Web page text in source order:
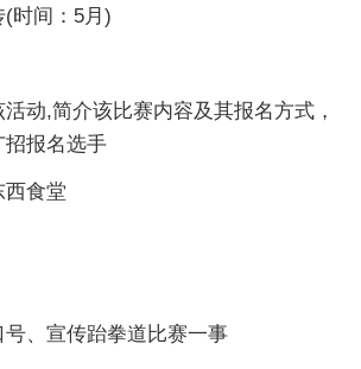
间：5月)
,简介该比赛内容及其报名方式，
招报名选手
食堂
、宣传跆拳道比赛一事